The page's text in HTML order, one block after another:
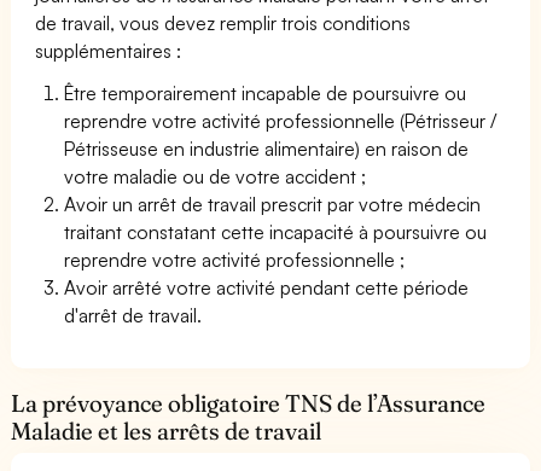
de travail, vous devez remplir trois conditions
supplémentaires :
Être temporairement incapable de poursuivre ou
reprendre votre activité professionnelle (Pétrisseur /
Pétrisseuse en industrie alimentaire) en raison de
votre maladie ou de votre accident ;
Avoir un arrêt de travail prescrit par votre médecin
traitant constatant cette incapacité à poursuivre ou
reprendre votre activité professionnelle ;
Avoir arrêté votre activité pendant cette période
d'arrêt de travail.
La prévoyance obligatoire TNS de l’Assurance
Maladie et les arrêts de travail